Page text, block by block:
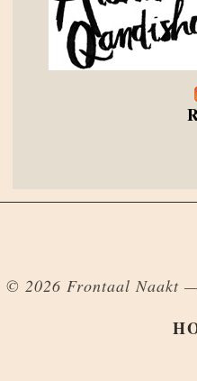
© 2026 Frontaal Naakt